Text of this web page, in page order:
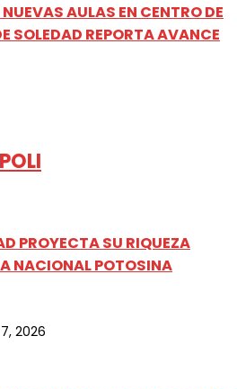
AULAS EN CENTRO DE
SOLEDAD REPORTA AVANCE
PROYECTA SU RIQUEZA
NACIONAL POTOSINA
2026